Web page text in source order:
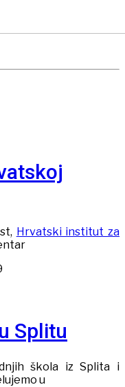
Hrvatski institut za
Splitu
škola iz Splita i
u